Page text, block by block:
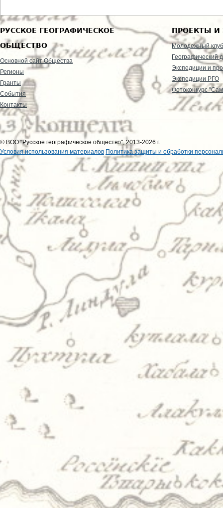
РУССКОЕ ГЕОГРАФИЧЕСКОЕ
ОБЩЕСТВО
Основной сайт Общества
Регионы
Гранты
События
Контакты
ПРОЕКТЫ И
Молодежный клуб
Географический
Экспедиции и
Экспедиции РГО
Фотоконкурс
© ВОО "Русское географическое общество", 2013-2026 г.
Условия использования материалов Политика защиты и обработки